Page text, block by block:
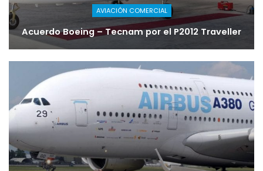
AVIACIÓN COMERCIAL
Acuerdo Boeing – Tecnam por el P2012 Traveller